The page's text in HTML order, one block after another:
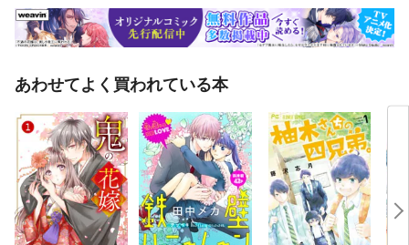
あわせてよく買われている本